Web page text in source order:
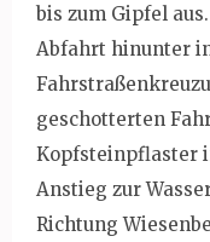
bis zum Gipfel
Abfahrt hinunter
geschotterten
Kopfsteinpflaster
Anstieg zur
Richtung